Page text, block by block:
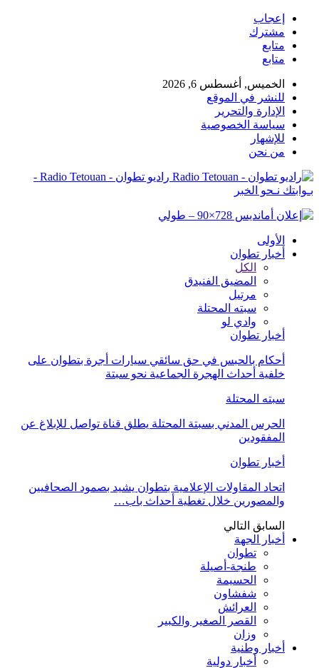
إعجاب
مشترك
متابع
متابع
الخميس, أغسطس 6, 2026
للنشر في الموقع
الإدارة والتحرير
سياسة الخصوصية
للإشهار
من نحن
راديو تطوان - Radio Tetouan -
بـوابتك نـحو الخبر
الأولى
أخبار تطوان
الكل
المضيق الفنيدق
مرتيل
سبته المحتلة
وادي لو
أخبار تطوان
أحكام بالحبس في حق سائقي سيارات أجرة بتطوان على
خلفية أحداث الهجرة الجماعية نحو سبتة
سبته المحتلة
الحرس المدني بسبتة المحتلة يطلق قناة تواصل للإبلاغ عن
المفقودين
أخبار تطوان
اتحاد المقاولات الإعلامية بتطوان يشيد بصمود الصحافيين
والمصورين خلال تغطية أحداث باب…
السابق التالي
أخبار الجهة
تطوان
طنجة-أصيلة
الحسيمة
شفشاون
العرائش
القصر الصغير والكبير
وزان
أخبار وطنية
أخبار دولية